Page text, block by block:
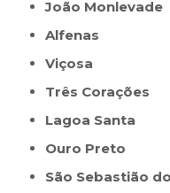
João Monlevade
Alfenas
Viçosa
Três Corações
Lagoa Santa
Ouro Preto
São Sebastião